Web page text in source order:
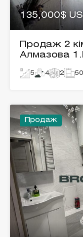
135,000$
Продаж 2
Алмазова
5 4 2
Продаж